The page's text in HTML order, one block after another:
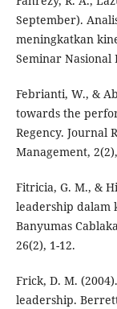
September).
meningkatkan
Seminar Nasional
Febrianti, W., &
towards the
Regency. Journal
Management,
Fitricia, G. M., &
leadership dalam
Banyumas
26(2), 1-12.
Frick, D. M.
leadership.